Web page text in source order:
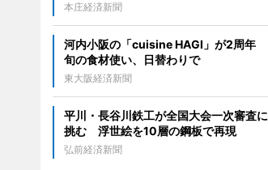
本庄経済新聞
河内小阪の「cuisine HAGI」が2周年
旬の食材使い、日替わりで
東大阪経済新聞
平川・長谷川鉄工が全国大会一次審査に
挑む 浮世絵を10層の鋼板で再現
弘前経済新聞